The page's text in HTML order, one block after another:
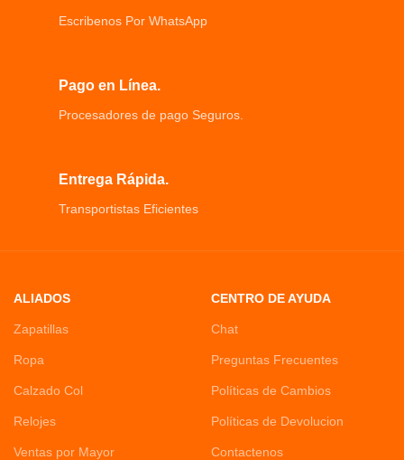
Escribenos Por WhatsApp
Pago en Línea.
Procesadores de pago Seguros.
Entrega Rápida.
Transportistas Eficientes
ALIADOS
Zapatillas
Ropa
Calzado Col
Relojes
Ventas por Mayor
CENTRO DE AYUDA
Chat
Preguntas Frecuentes
Políticas de Cambios
Políticas de Devolucion
Contactenos